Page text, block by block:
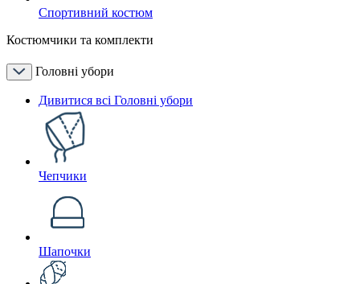
Спортивний костюм
Костюмчики та комплекти
Головні убори
Дивитися всі Головні убори
Чепчики
Шапочки